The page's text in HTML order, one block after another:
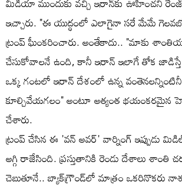
ఇచ్చారు. "ఈ యుద్ధంలో ఎలాగైనా సరే మేమే
ట్రంప్ ఘీంకరించారు. అంతేకాదు.. "మాకు
చేసుకోవాలనే ఉంది, కానీ ఇరాన్ ఇలాగే తోక
ఒక్క గంటలో ఇరాన్ దేశంలో ఉన్న
కూల్చివేయగలం" అంటూ అత్యంత భయంకరమైన
చేశారు.
ట్రంప్ చేసిన ఈ 'వన్ అవర్' వార్నింగ్ ఇప్పుడు
అగ్గి రాజేసింది. ప్రస్తుతానికి రెండు దేశాలు శాంతి
చెబుతూనే.. బ్యాక్‌గ్రౌండ్‌లో మాత్రం ఒకరినొకరు